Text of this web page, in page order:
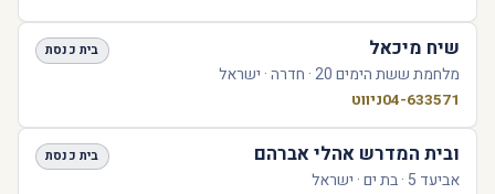
שיח מיכאל בית כנסת
מלחמת ששת הימים 20 · חדרה · ישראל
04-633571ניווט
ובית המדרש אהלי אברהם בית כנסת
אביעד 5 · בת ים · ישראל